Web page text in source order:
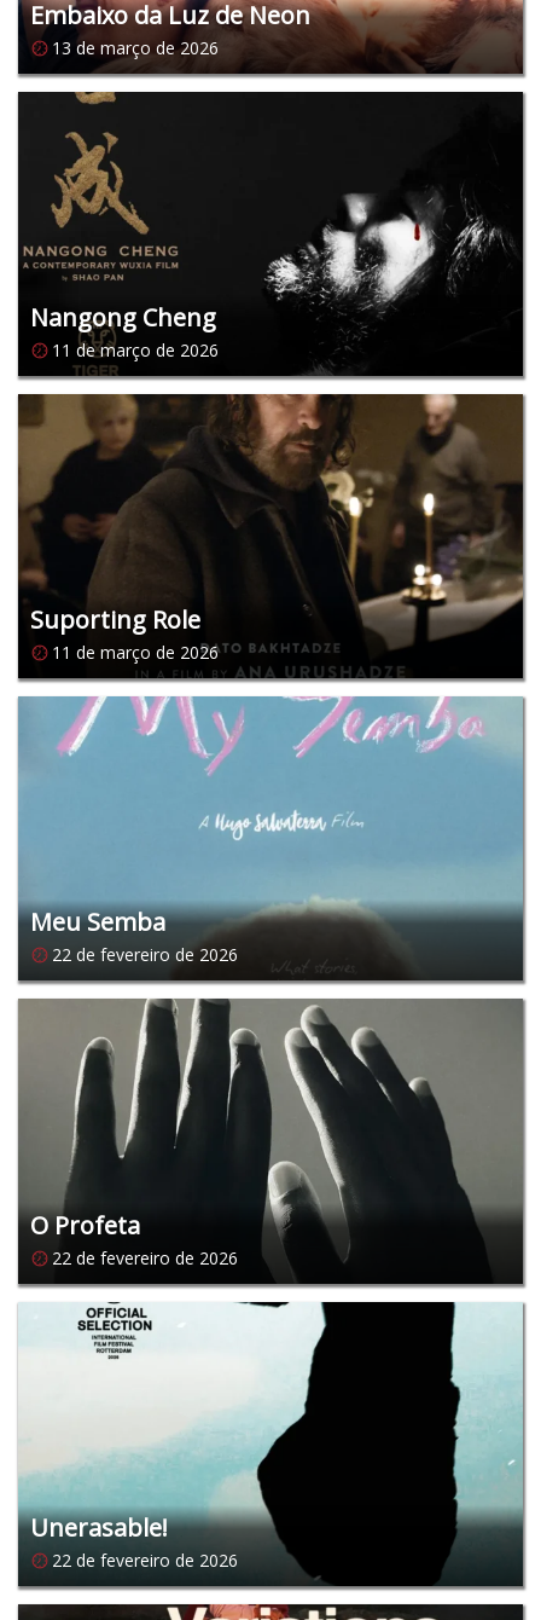
Embaixo da Luz de Neon
13 de março de 2026
Nangong Cheng
11 de março de 2026
Suporting Role
11 de março de 2026
Meu Semba
22 de fevereiro de 2026
O Profeta
22 de fevereiro de 2026
Unerasable!
22 de fevereiro de 2026